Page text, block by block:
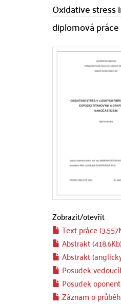
Oxidative
diplomová
Zobrazit/otevřít
Text práce
Abstrakt
Abstrakt
Posudek
Posudek
Záznam o